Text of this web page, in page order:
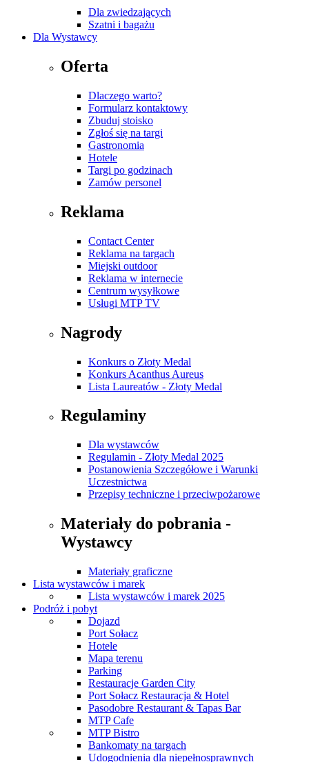
Dla zwiedzających
Szatni i bagażu
Dla Wystawcy
Oferta
Dlaczego warto?
Formularz kontaktowy
Zbuduj stoisko
Zgłoś się na targi
Gastronomia
Hotele
Targi po godzinach
Zamów personel
Reklama
Contact Center
Reklama na targach
Miejski outdoor
Reklama w internecie
Centrum wysyłkowe
Usługi MTP TV
Nagrody
Konkurs o Złoty Medal
Konkurs Acanthus Aureus
Lista Laureatów - Złoty Medal
Regulaminy
Dla wystawców
Regulamin - Złoty Medal 2025
Postanowienia Szczegółowe i Warunki
Uczestnictwa
Przepisy techniczne i przeciwpożarowe
Materiały do pobrania -
Wystawcy
Materiały graficzne
Lista wystawców i marek
Lista wystawców i marek 2025
Podróż i pobyt
Dojazd
Port Sołacz
Hotele
Mapa terenu
Parking
Restauracje Garden City
Port Sołacz Restauracja & Hotel
Pasodobre Restaurant & Tapas Bar
MTP Cafe
MTP Bistro
Bankomaty na targach
Udogodnienia dla niepełnosprawnych